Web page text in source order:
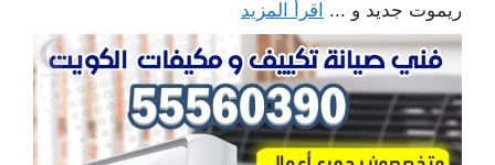
ريموت جديد و ... اقرأ المزيد